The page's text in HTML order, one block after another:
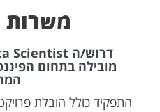
משרות
מובילה בתחום